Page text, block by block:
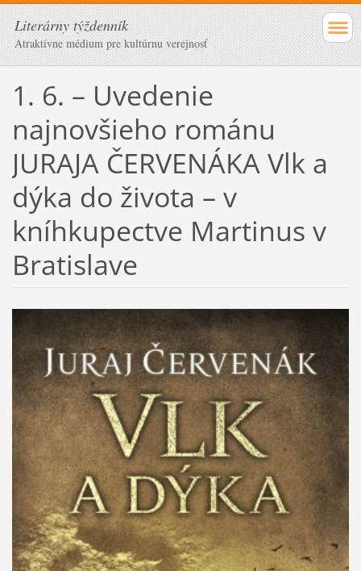
Literárny týždenník
Atraktívne médium pre kultúrnu verejnosť
1. 6. – Uvedenie
najnovšieho románu
JURAJA ČERVENÁKA Vlk a
dýka do života – v
kníhkupectve Martinus v
Bratislave